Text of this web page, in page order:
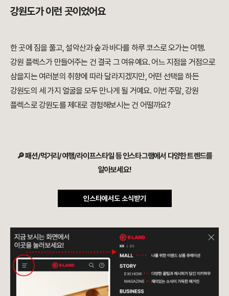
강원도가 이런 곳이었어요
한 곳에 짐을 풀고, 설악산과 숲과 바다를 하루 코스로 오가는 여행.
강원 플렉스가 만들어주는 건 결국 그 여유예요. 어느 지점을 거점으로
삼을지는 여러분의 취향에 따라 달라지겠지만, 어떤 선택을 하든
강원도의 세 가지 얼굴을 모두 만나게 될 거예요. 이번 주말, 강원
플렉스로 강원도를 제대로 경험해보시는 건 어떨까요?
🔎 패션/먹거리/여행/라이프스타일 등 인스타그램에서 다양한 트렌드를
알아보세요!
인스타에서도 소식받기